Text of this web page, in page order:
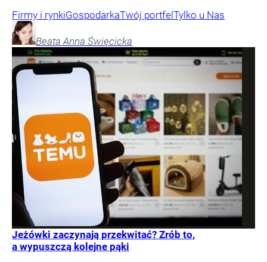
Firmy i rynkiGospodarkaTwój portfel Tylko u Nas
Beata Anna Święcicka
Jeżówki zaczynają przekwitać? Zrób to,
a wypuszczą kolejne pąki